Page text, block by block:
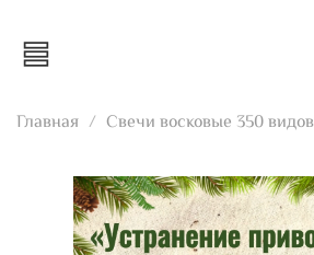
Главная Свечи восковые 350 видов